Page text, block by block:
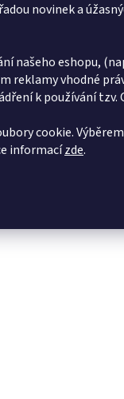
novinek a
našeho eshopu,
reklamy vhodné
k používání tzv.
cookie.
informacízde.
paráda
: Smíchej je s většími
kouzelníka.
héliem vydrží
takže nejsou vhodné pro